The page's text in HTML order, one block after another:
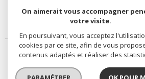
© 2026 | Tous droits réservés |
On aimerait vous accompagner
votre visite.
En poursuivant, vous acceptez
cookies par ce site, afin de vous
contenus adaptés et réaliser des